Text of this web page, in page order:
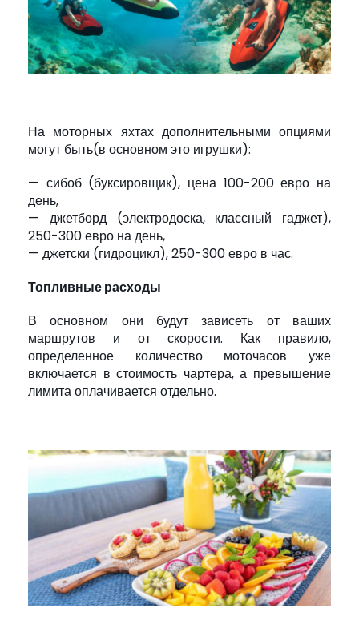
На моторных яхтах дополнительными опциями
могут быть(в основном это игрушки):
— сибоб (буксировщик), цена 100-200 евро на
день,
— джетборд (электродоска, классный гаджет),
250-300 евро на день,
— джетски (гидроцикл), 250-300 евро в час.
Топливные расходы
В основном они будут зависеть от ваших
маршрутов и от скорости. Как правило,
определенное количество моточасов уже
включается в стоимость чартера, а превышение
лимита оплачивается отдельно.